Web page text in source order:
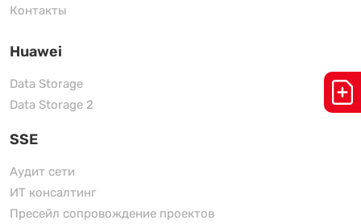
Контакты
Huawei
Data Storage
Data Storage 2
SSE
Аудит сети
ИТ консалтинг
Пресейл сопровождение проектов